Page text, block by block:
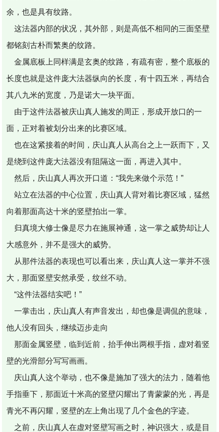
余，也是具有纹路。
这法器内部的状况，其外部，则是高低不相同的三面坚壁
都铭刻古朴而繁奥的纹路。
金属底板上同样满是玄奥的纹路，有疏有密，整个底板的
长度也就是这件庞大法器纵向的长度，有十四五米，再结合
其八九米的宽度，乃是诺大一块平面。
由于这件法器被庆山真人施发的周正，形成开放口的一
面，正对着被划分出来的比赛区域。
也在这紧接着的时间，庆山真人从高台之上一跃而下，又
是绕到这件庞大法器没有阻隔这一面，再进入其中。
然后，庆山真人再次开口道：“我先来做个示范！”
站立在法器的中心位置，庆山真人背对着比赛区域，猛然
向着那面高达十米的竖壁拍出一掌。
归真境大修士像是尽力在施展神通，这一掌之威势却让人
大感意外，并不是强大的威势。
从那件法器的表现也可以看出来，庆山真人这一掌并不强
大，那面竖壁安然承受，纹丝不动。
“这件法器结实吧！”
一掌击出，庆山真人有声音发出，却也像是调侃的意味，
他人没有回头，继续迈步走向
那面金属竖壁，临到近前，抬手伸出两根手指，虚对着竖
壁的光滑部分写写画画。
庆山真人这个举动，也不像是施加了强大的法力，随着他
手指垂下，那面近十米高的竖壁闪耀出了青蒙蒙的光，再是
青光不再闪耀，竖壁的左上角出现了几个金色的字迹。
之前，庆山真人在虚对竖壁写画之时，神识强大，或是目